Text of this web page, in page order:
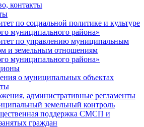
контакты
по социальной политике и культуре
муниципального района»
по управлению муниципальным
и земельным отношениям
муниципального района»
о муниципальных объектах
административные регламенты
земельный контроль
поддержка СМСП и
граждан